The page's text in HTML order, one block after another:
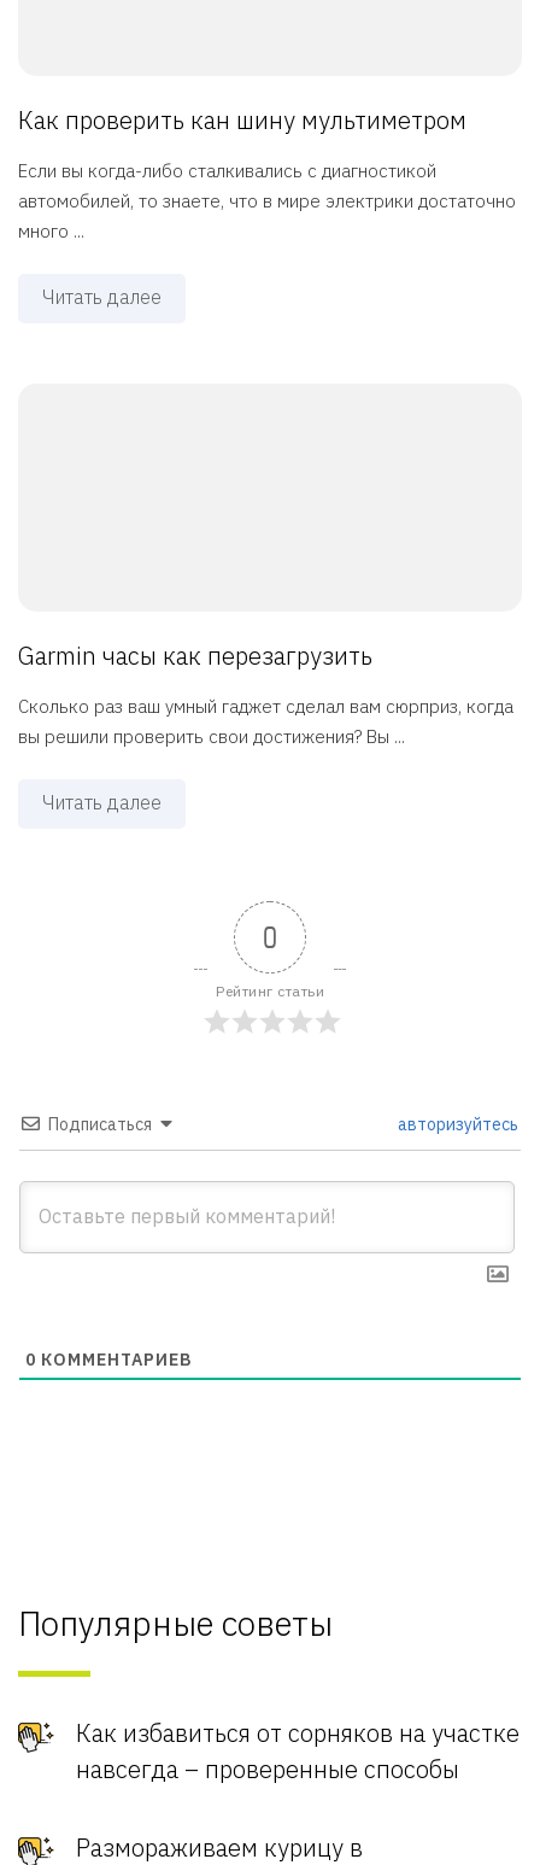
Как проверить кан шину мультиметром
Если вы когда-либо сталкивались с диагностикой
автомобилей, то знаете, что в мире электрики достаточно
много ...
Читать далее
Garmin часы как перезагрузить
Сколько раз ваш умный гаджет сделал вам сюрприз, когда
вы решили проверить свои достижения? Вы ...
Читать далее
0
Рейтинг статьи
Подписаться авторизуйтесь
0 КОММЕНТАРИЕВ
Популярные советы
Как избавиться от сорняков на участке
навсегда – проверенные способы
Размораживаем курицу в